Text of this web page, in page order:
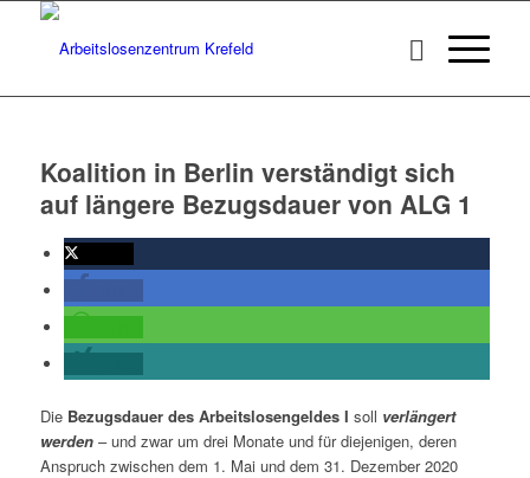
Koalition in Berlin verständigt sich
auf längere Bezugsdauer von ALG 1
Die Bezugsdauer des Arbeitslosengeldes I soll verlängert
werden– und zwar um drei Monate und für diejenigen, deren
Anspruch zwischen dem 1. Mai und dem 31. Dezember 2020